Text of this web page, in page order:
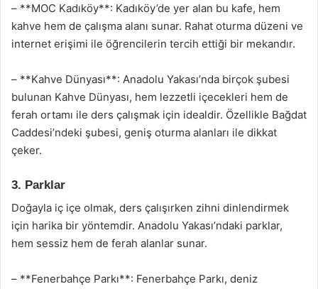
– **MOC Kadıköy**: Kadıköy’de yer alan bu kafe, hem
kahve hem de çalışma alanı sunar. Rahat oturma düzeni ve
internet erişimi ile öğrencilerin tercih ettiği bir mekandır.
– **Kahve Dünyası**: Anadolu Yakası’nda birçok şubesi
bulunan Kahve Dünyası, hem lezzetli içecekleri hem de
ferah ortamı ile ders çalışmak için idealdir. Özellikle Bağdat
Caddesi’ndeki şubesi, geniş oturma alanları ile dikkat
çeker.
3. Parklar
Doğayla iç içe olmak, ders çalışırken zihni dinlendirmek
için harika bir yöntemdir. Anadolu Yakası’ndaki parklar,
hem sessiz hem de ferah alanlar sunar.
– **Fenerbahçe Parkı**: Fenerbahçe Parkı, deniz